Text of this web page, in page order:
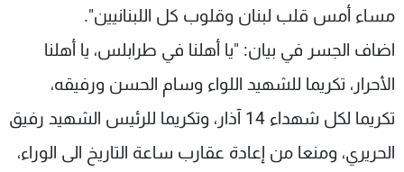
مساء أمس قلب لبنان وقلوب كل اللبنانيين".
اضاف الجسر في بيان: "يا أهلنا في طرابلس، يا أهلنا
الأحرار، تكريما للشهيد اللواء وسام الحسن ورفيقه،
تكريما لكل شهداء 14 آذار، وتكريما للرئيس الشهيد رفيق
الحريري، ومنعا من إعادة عقارب ساعة التاريخ الى الوراء،